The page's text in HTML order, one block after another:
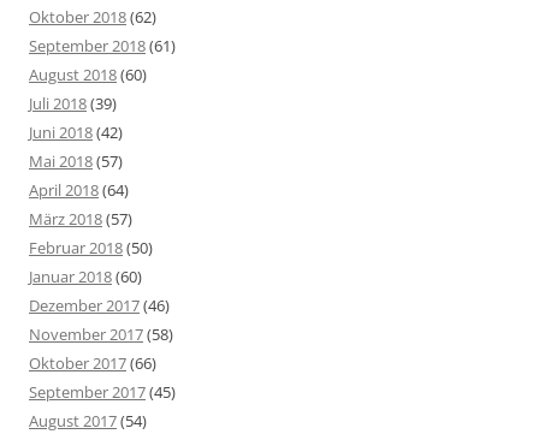
Oktober 2018(62)
September 2018(61)
August 2018(60)
Juli 2018(39)
Juni 2018(42)
Mai 2018(57)
April 2018(64)
März 2018(57)
Februar 2018(50)
Januar 2018(60)
Dezember 2017(46)
November 2017(58)
Oktober 2017(66)
September 2017(45)
August 2017(54)